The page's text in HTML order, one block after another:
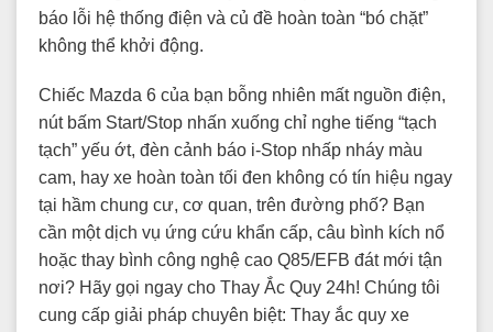
báo lỗi hệ thống điện và củ đề hoàn toàn “bó chặt”
không thể khởi động.
Chiếc Mazda 6 của bạn bỗng nhiên mất nguồn điện,
nút bấm Start/Stop nhấn xuống chỉ nghe tiếng “tạch
tạch” yếu ớt, đèn cảnh báo i-Stop nhấp nháy màu
cam, hay xe hoàn toàn tối đen không có tín hiệu ngay
tại hầm chung cư, cơ quan, trên đường phố? Bạn
cần một dịch vụ ứng cứu khẩn cấp, câu bình kích nổ
hoặc thay bình công nghệ cao Q85/EFB đát mới tận
nơi? Hãy gọi ngay cho Thay Ắc Quy 24h! Chúng tôi
cung cấp giải pháp chuyên biệt: Thay ắc quy xe